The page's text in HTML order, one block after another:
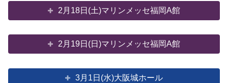
2月18日(土)マリンメッセ福岡A館
2月19日(日)マリンメッセ福岡A館
3月1日(水)大阪城ホール